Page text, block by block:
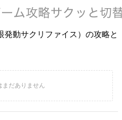
発動サクリファイス）の攻略と